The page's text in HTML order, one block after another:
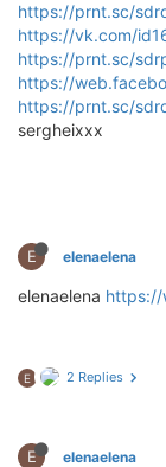
https://prnt.sc/
https://vk.com/
https://prnt.sc/
https://
https://prnt.sc/
sergheixxx
E elenaelena
elenaelena https://
E 2 Replies
E elenaelena